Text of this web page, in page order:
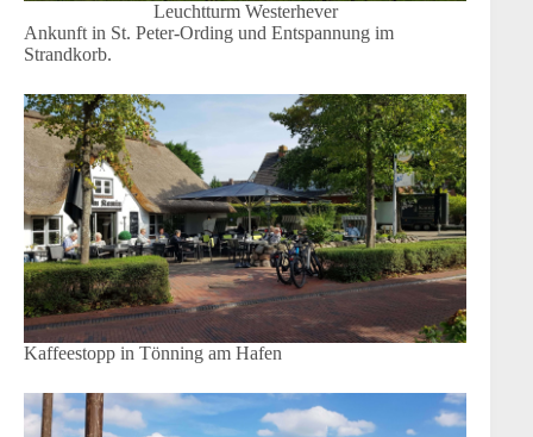
Leuchtturm Westerhever
Ankunft in St. Peter-Ording und Entspannung im
Strandkorb.
Kaffeestopp in Tönning am Hafen